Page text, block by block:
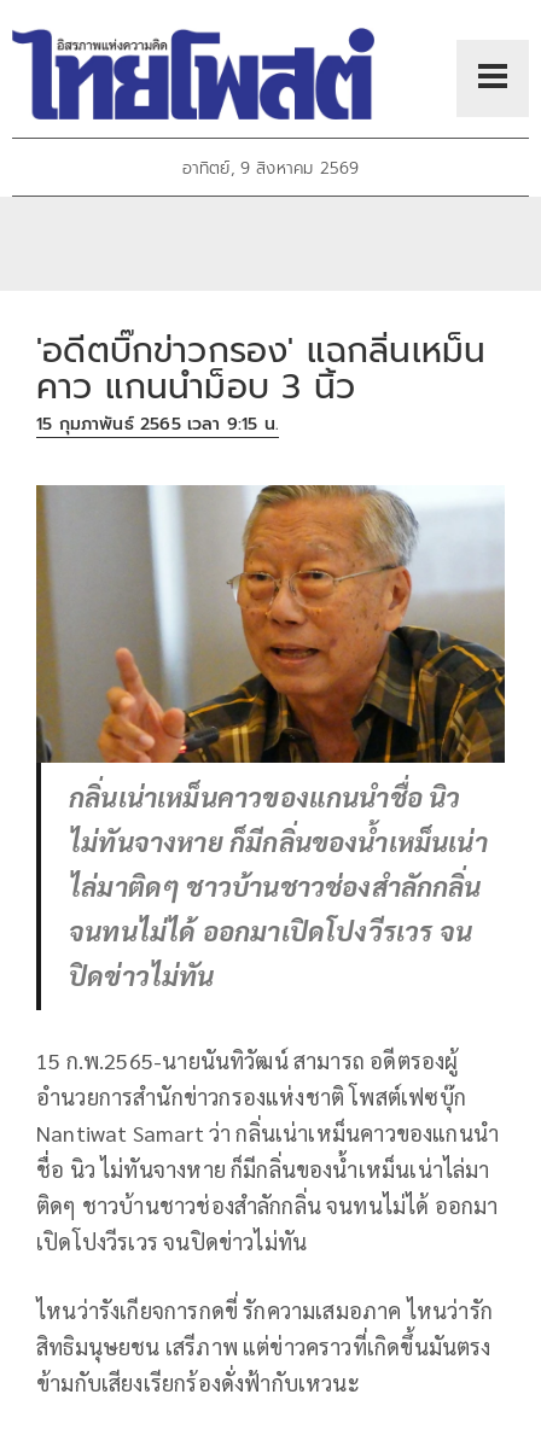
อาทิตย์, 9 สิงหาคม 2569
'อดีตบิ๊กข่าวกรอง' แฉกลิ่นเหม็น
คาว แกนนำม็อบ 3 นิ้ว
15 กุมภาพันธ์ 2565 เวลา 9:15 น.
กลิ่นเน่าเหม็นคาวของแกนนำชื่อ นิว
ไม่ทันจางหาย ก็มีกลิ่นของน้ำเหม็นเน่า
ไล่มาติดๆ ชาวบ้านชาวช่องสำลักกลิ่น
จนทนไม่ได้ ออกมาเปิดโปงวีรเวร จน
ปิดข่าวไม่ทัน
15 ก.พ.2565-นายนันทิวัฒน์ สามารถ อดีตรองผู้
อำนวยการสำนักข่าวกรองแห่งชาติ โพสต์เฟซบุ๊ก
Nantiwat Samart ว่า กลิ่นเน่าเหม็นคาวของแกนนำ
ชื่อ นิว ไม่ทันจางหาย ก็มีกลิ่นของน้ำเหม็นเน่าไล่มา
ติดๆ ชาวบ้านชาวช่องสำลักกลิ่น จนทนไม่ได้ ออกมา
เปิดโปงวีรเวร จนปิดข่าวไม่ทัน
ไหนว่ารังเกียจการกดขี่ รักความเสมอภาค ไหนว่ารัก
สิทธิมนุษยชน เสรีภาพ แต่ข่าวคราวที่เกิดขึ้นมันตรง
ข้ามกับเสียงเรียกร้องดั่งฟ้ากับเหวนะ